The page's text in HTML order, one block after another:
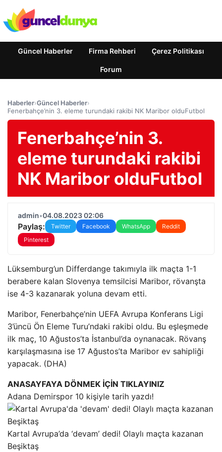
Güncel Haberler Firma Rehberi Çerez Politikası
Forum
Haberler›Güncel Haberler›
Fenerbahçe’nin 3. eleme turundaki rakibi NK Maribor olduFutbol
Fenerbahçe’nin 3.
eleme turundaki rakibi
NK Maribor olduFutbol
admin•04.08.2023 02:06
Paylaş: Twitter Facebook WhatsApp
Reddit
Pinterest
Lüksemburg’un Differdange takımıyla ilk maçta 1-1
berabere kalan Slovenya temsilcisi Maribor, rövanşta
ise 4-3 kazanarak yoluna devam etti.
Maribor, Fenerbahçe’nin UEFA Avrupa Konferans Ligi
3’üncü Ön Eleme Turu’ndaki rakibi oldu. Bu eşleşmede
ilk maç, 10 Ağustos’ta İstanbul’da oynanacak. Rövanş
karşılaşmasına ise 17 Ağustos’ta Maribor ev sahipliği
yapacak. (DHA)
ANASAYFAYA DÖNMEK İÇİN TIKLAYINIZ
Adana Demirspor 10 kişiyle tarih yazdı!
Kartal Avrupa’da ‘devam’ dedi! Olaylı maçta kazanan
Beşiktaş